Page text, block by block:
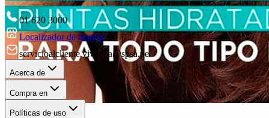
01 620 3000
Localizador de tiendas
servicioalcliente.vivanda@spsa.pe
Acerca de
Compra en
Políticas de uso